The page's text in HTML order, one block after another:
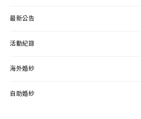
最新公告
活動紀錄
海外婚紗
自助婚紗